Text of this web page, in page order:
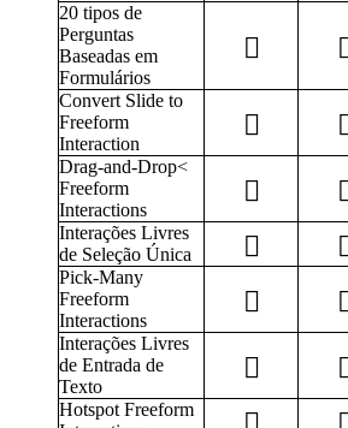
20 tipos de
Perguntas
Baseadas em
Formulários
Convert Slide to
Freeform
Interaction
Drag-and-Drop<
Freeform
Interactions
Interações Livres
de Seleção Única
Pick-Many
Freeform
Interactions
Interações Livres
de Entrada de
Texto
Hotspot Freeform